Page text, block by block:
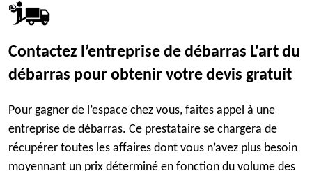
Contactez l’entreprise de débarras L'art du
débarras pour obtenir votre devis gratuit
Pour gagner de l’espace chez vous, faites appel à une
entreprise de débarras. Ce prestataire se chargera de
récupérer toutes les affaires dont vous n’avez plus besoin
moyennant un prix déterminé en fonction du volume des